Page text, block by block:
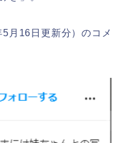
月16日更新分）のコメ